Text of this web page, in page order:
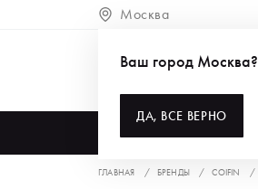
Москва
Ваш город Москва?
ДА, ВСЕ ВЕРНО
ГЛАВНАЯ БРЕНДЫ COIFIN